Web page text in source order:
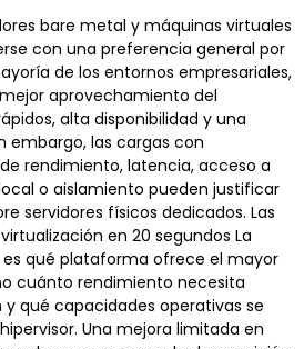
bare metal y máquinas virtuales
con una preferencia general por
de los entornos empresariales,
aprovechamiento del
alta disponibilidad y una
embargo, las cargas con
rendimiento, latencia, acceso a
o aislamiento pueden justificar
servidores físicos dedicados. Las
en 20 segundos La
qué plataforma ofrece el mayor
cuánto rendimiento necesita
qué capacidades operativas se
Una mejora limitada en